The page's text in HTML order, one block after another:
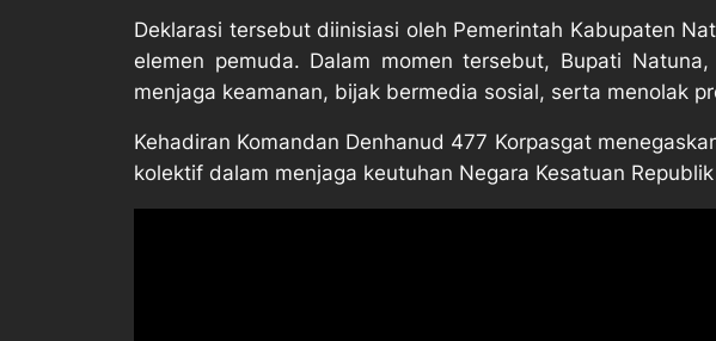
Deklarasi tersebut diinisiasi oleh Pemerintah Kabupaten
elemen pemuda. Dalam momen tersebut, Bupati
menjaga keamanan, bijak bermedia sosial, serta menolak
Kehadiran Komandan Denhanud 477 Korpasgat
kolektif dalam menjaga keutuhan Negara Kesatuan